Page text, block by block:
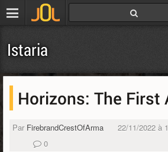
Istaria
Horizons: The First
Par FirebrandCrestOfArma
22/11/2022 à
0